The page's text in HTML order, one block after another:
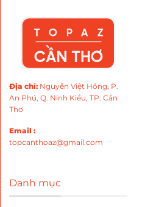
Địa chỉ: Nguyễn Việt Hồng, P.
An Phú, Q. Ninh Kiều, TP. Cần
Thơ
Email :
topcanthoaz@gmail.com
Danh mục